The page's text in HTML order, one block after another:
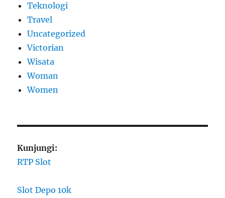
Teknologi
Travel
Uncategorized
Victorian
Wisata
Woman
Women
Kunjungi:
RTP Slot
Slot Depo 10k